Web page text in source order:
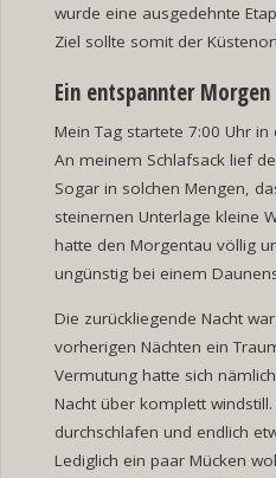
wurde eine ausgedehnte
Ziel sollte somit der
Ein entspannter Morgen
Mein Tag startete 7:00 Uhr
An meinem Schlafsack lief
Sogar in solchen Mengen,
steinernen Unterlage kleine
hatte den Morgentau völlig
ungünstig bei einem
Die zurückliegende Nacht
vorherigen Nächten ein
Vermutung hatte sich
Nacht über komplett
durchschlafen und endlich
Lediglich ein paar Mücken